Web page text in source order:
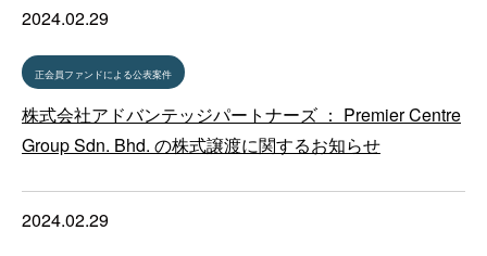
2024.02.29
正会員ファンドによる公表案件
株式会社アドバンテッジパートナーズ ： Premier Centre
Group Sdn. Bhd. の株式譲渡に関するお知らせ
2024.02.29